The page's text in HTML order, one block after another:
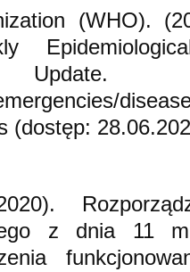
(WHO).
(dostęp:
z dnia 11